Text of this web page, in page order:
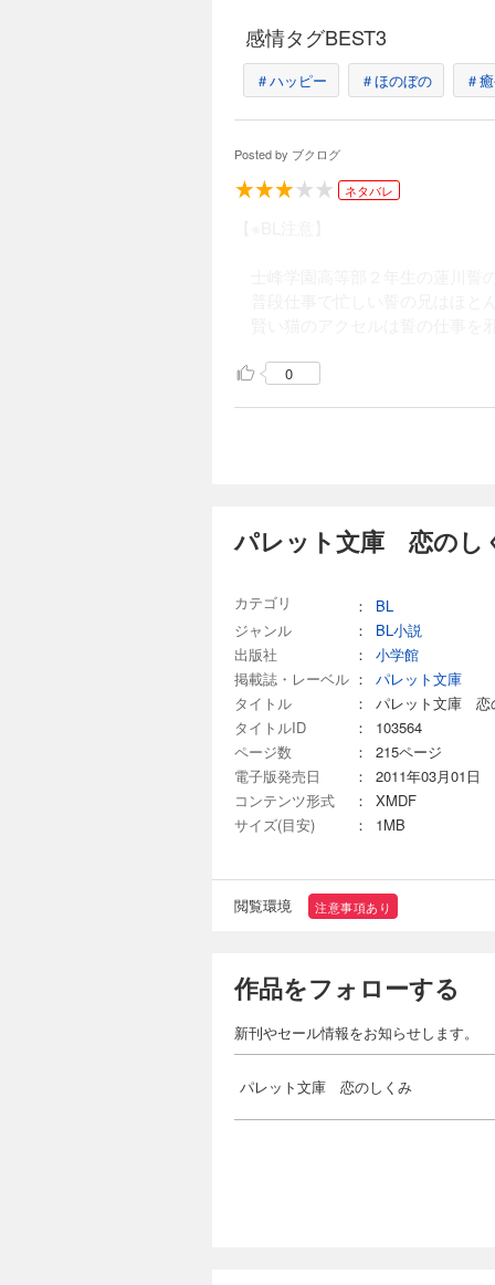
感情タグBEST3
＃ハッピー ＃ほのぼの ＃
Posted by ブクログ
ネタバレ
0
パレット文庫 恋のし
カテゴリ ：
BL
ジャンル
：
BL小説
出版社
：
小学館
掲載誌・レーベル ：
パレット文庫
タイトル
：
パレット文庫 恋
タイトルID
：
103564
ページ数
：
215ページ
電子版発売日
：
2011年03月01日
コンテンツ形式
：
XMDF
サイズ(目安)
： 1MB
閲覧環境 注意事項あり
作品をフォローする
新刊やセール情報をお知らせします。
パレット文庫 恋のしくみ